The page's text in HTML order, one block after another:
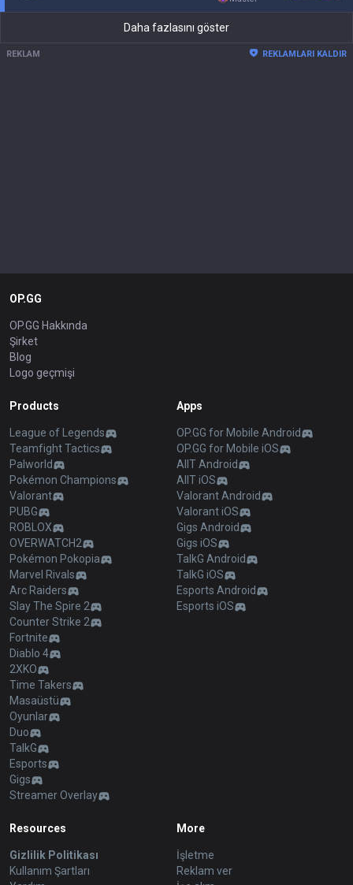
Daha fazlasını göster
REKLAM REKLAMLARI KALDIR
OP.GG
OP.GG Hakkında
Şirket
Blog
Logo geçmişi
Products
League of Legends
Teamfight Tactics
Palworld
Pokémon Champions
Valorant
PUBG
ROBLOX
OVERWATCH2
Pokémon Pokopia
Marvel Rivals
Arc Raiders
Slay The Spire 2
Counter Strike 2
Fortnite
Diablo 4
2XKO
Time Takers
Masaüstü
Oyunlar
Duo
TalkG
Esports
Gigs
Streamer Overlay
Apps
OP.GG for Mobile Android
OP.GG for Mobile iOS
AllT Android
AllT iOS
Valorant Android
Valorant iOS
Gigs Android
Gigs iOS
TalkG Android
TalkG iOS
Esports Android
Esports iOS
Resources
Gizlilik Politikası
Kullanım Şartları
More
İşletme
Reklam ver